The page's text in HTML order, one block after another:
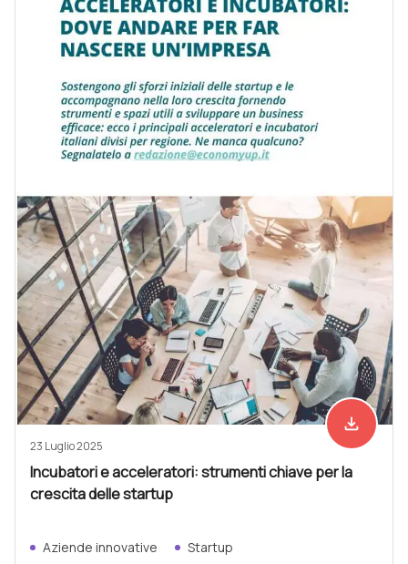
Scarica
file_download
23 Luglio 2025
Incubatori e acceleratori: strumenti chiave per la
crescita delle startup
Aziende innovative Startup